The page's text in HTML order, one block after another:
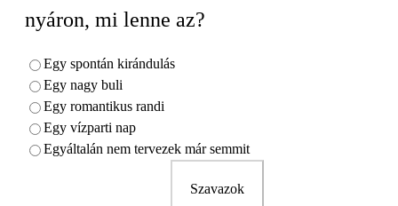
nyáron, mi lenne az?
Egy spontán kirándulás
Egy nagy buli
Egy romantikus randi
Egy vízparti nap
Egyáltalán nem tervezek már semmit
Szavazok